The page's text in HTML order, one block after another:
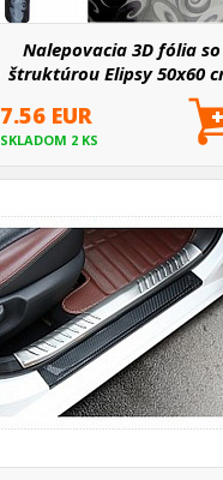
Nalepovacia 3D fólia so
štruktúrou Elipsy 50x60
7.56 EUR
SKLADOM 2 KS